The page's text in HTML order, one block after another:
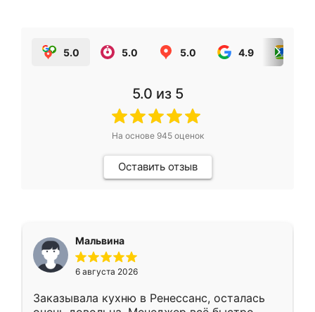
5.0 5.0 5.0 4.9
5.0 из 5
На основе 945оценок
Оставить отзыв
Мальвина
6 августа 2026
Заказывала кухню в Ренессанс, осталась